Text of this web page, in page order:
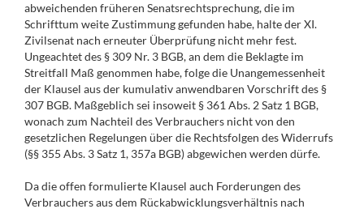
abweichenden früheren Senatsrechtsprechung, die im
Schrifttum weite Zustimmung gefunden habe, halte der XI.
Zivilsenat nach erneuter Überprüfung nicht mehr fest.
Ungeachtet des § 309 Nr. 3 BGB, an dem die Beklagte im
Streitfall Maß genommen habe, folge die Unangemessenheit
der Klausel aus der kumulativ anwendbaren Vorschrift des §
307 BGB. Maßgeblich sei insoweit § 361 Abs. 2 Satz 1 BGB,
wonach zum Nachteil des Verbrauchers nicht von den
gesetzlichen Regelungen über die Rechtsfolgen des Widerrufs
(§§ 355 Abs. 3 Satz 1, 357a BGB) abgewichen werden dürfe.
Da die offen formulierte Klausel auch Forderungen des
Verbrauchers aus dem Rückabwicklungsverhältnis nach